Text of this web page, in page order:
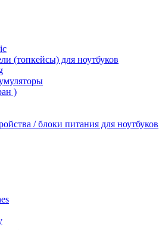
(топкейсы) для ноутбуков
)
/ блоки питания для ноутбуков